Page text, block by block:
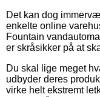
Det kan dog
enkelte online
Fountain
er skråsikker på at
Du skal lige meget
udbyder deres
virke helt ekstremt